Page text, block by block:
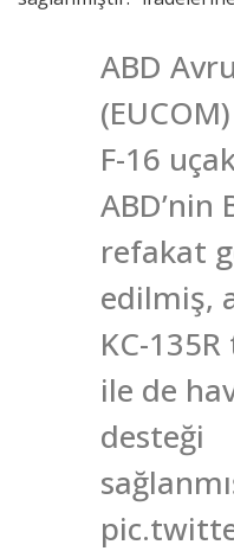
ABD
F-16
ABD’nin
refakat
edilmiş,
KC-
ile de
desteği